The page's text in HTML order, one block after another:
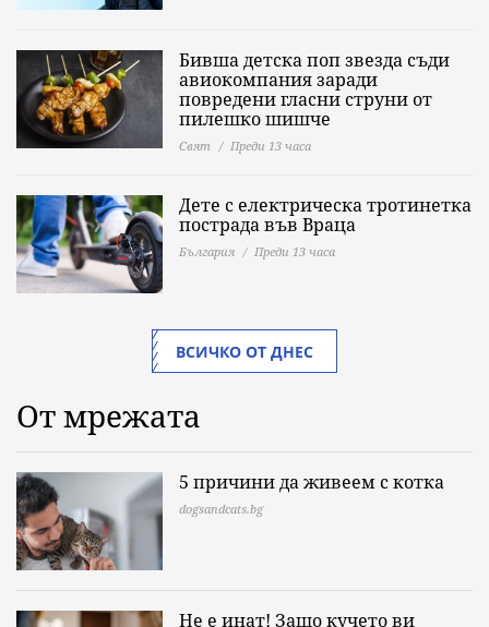
Бивша детска поп звезда съди
авиокомпания заради
повредени гласни струни от
пилешко шишче
Свят Преди 13 часа
Дете с електрическа тротинетка
пострада във Враца
България Преди 13 часа
ВСИЧКО ОТ ДНЕС
От мрежата
5 причини да живеем с котка
dogsandcats.bg
Не е инат! Защо кучето ви